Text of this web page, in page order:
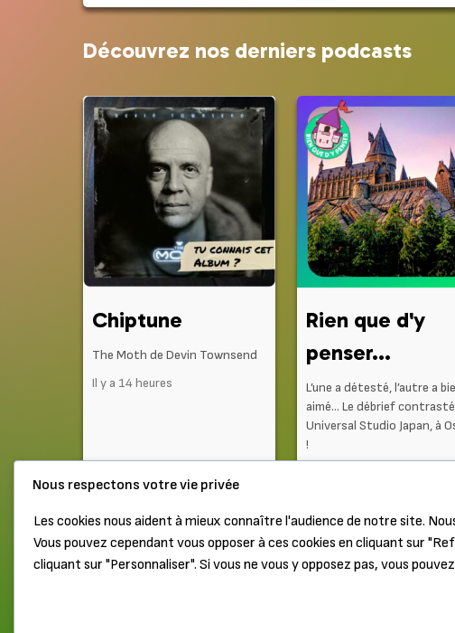
Découvrez nos derniers podcasts
Chiptune
The Moth de Devin Townsend
Il y a 14 heures
Rien que d'y
penser...
L’une a détesté, l’autre a
aimé… Le débrief
Universal Studio Japan, à
!
Haut de page Mentions légales
Nous respectons votre vie privée
Les cookies nous aident à mieux connaître l'audience de notre site.
Vous pouvez cependant vous opposer à ces cookies en cliquant sur
cliquant sur "Personnaliser". Si vous ne vous y opposez pas, vous